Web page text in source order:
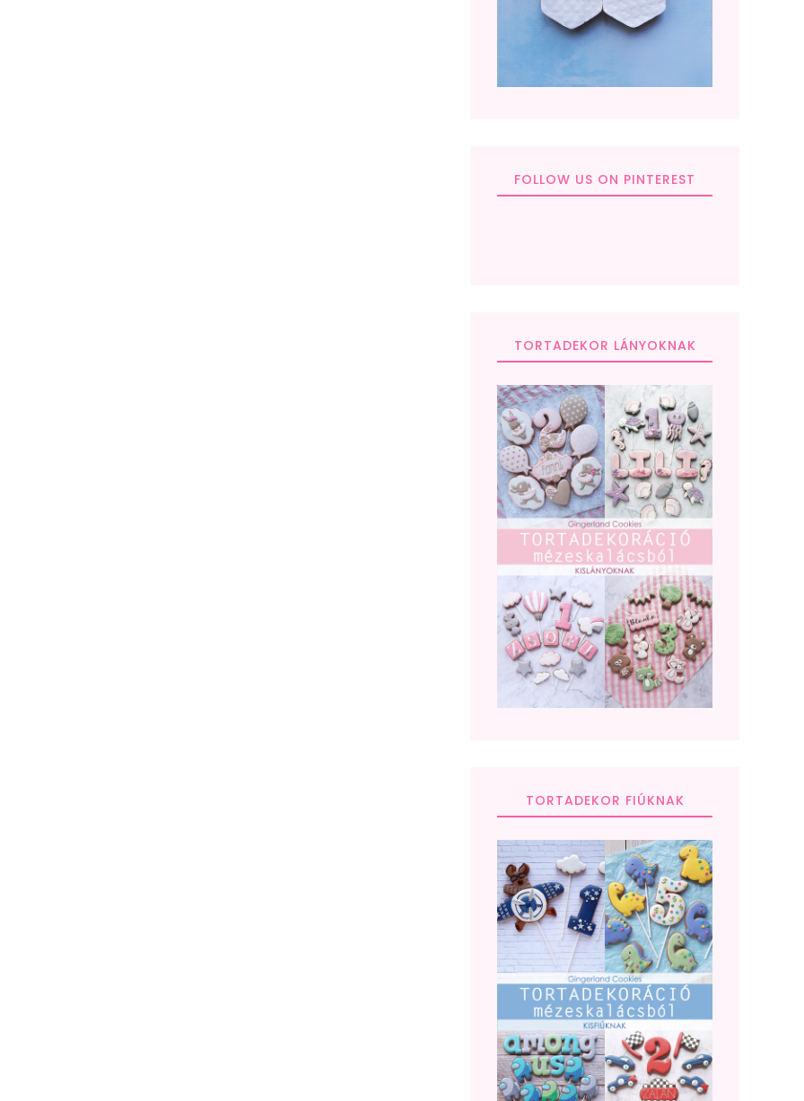
FOLLOW US ON PINTEREST
TORTADEKOR LÁNYOKNAK
TORTADEKOR FIÚKNAK